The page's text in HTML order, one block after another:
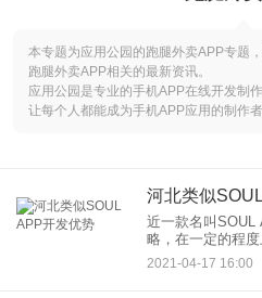
本专题为应用公园的跑腿外卖APP专题
跑腿外卖APP相关的最新资讯。
应用公园是专业的手机APP在线开发制
让每个人都能成为手机APP应用的制作者
河北类似
近一款名叫SOUL
略，在一定的程度
拥有了一定的忠
SOUL APP开发
2021-04-17 16:00